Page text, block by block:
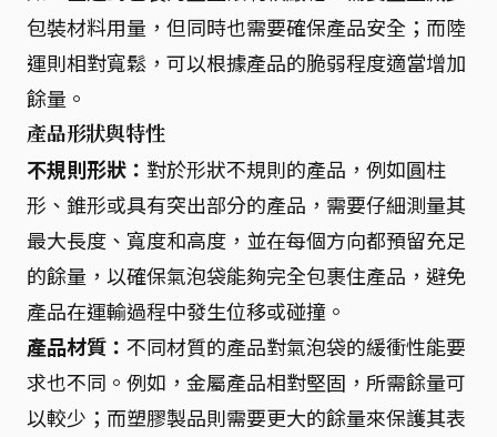
包裝材料用量，但同時也需要確保產品安全；而陸
運則相對寬鬆，可以根據產品的脆弱程度適當增加
餘量。
產品形狀與特性
不規則形狀： 對於形狀不規則的產品，例如圓柱
形、錐形或具有突出部分的產品，需要仔細測量其
最大長度、寬度和高度，並在每個方向都預留充足
的餘量，以確保氣泡袋能夠完全包裹住產品，避免
產品在運輸過程中發生位移或碰撞。
產品材質： 不同材質的產品對氣泡袋的緩衝性能要
求也不同。例如，金屬產品相對堅固，所需餘量可
以較少；而塑膠製品則需要更大的餘量來保護其表